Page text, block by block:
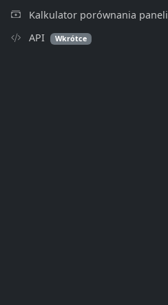
Kalkulator porównania paneli
API
Wkrótce